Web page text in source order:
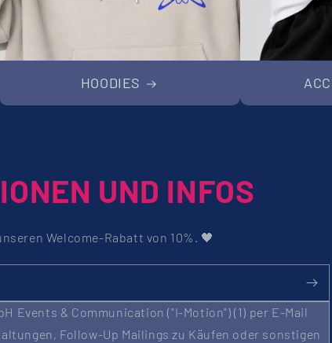
HOODIES
UND INFOS
Welcome-Rabatt von 10%. 🖤
Events & Communication ("I-Motion") (1) per E-Mail
Follow-Up Mailings zu Käufen oder sonstigen